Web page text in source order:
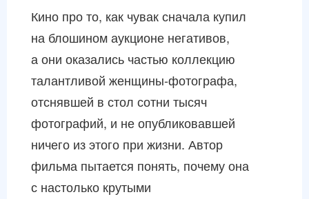
Кино про то, как чувак сначала купил
на блошином аукционе негативов,
а они оказались частью коллекцию
талантливой женщины-фотографа,
отснявшей в стол сотни тысяч
фотографий, и не опубликовавшей
ничего из этого при жизни. Автор
фильма пытается понять, почему она
с настолько крутыми